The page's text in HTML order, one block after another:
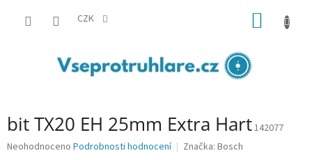
CZK
bit TX20 EH 25mm Extra Hart142077
Průměrné
Neohodnoceno Podrobnosti hodnocení Značka: Bosch